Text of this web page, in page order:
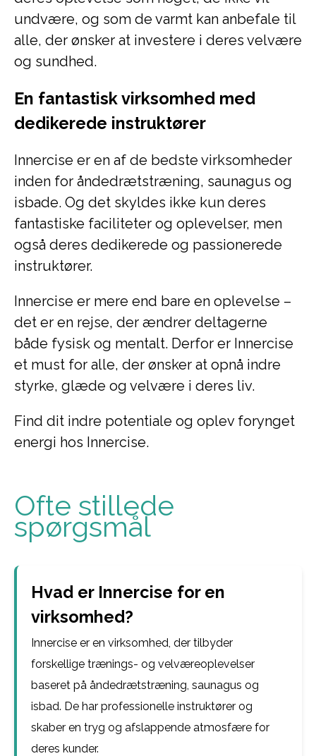
undvære, og som de varmt kan anbefale til
alle, der ønsker at investere i deres velvære
og sundhed.
En fantastisk virksomhed med
dedikerede instruktører
Innercise er en af de bedste virksomheder
inden for åndedrætstræning, saunagus og
isbade. Og det skyldes ikke kun deres
fantastiske faciliteter og oplevelser, men
også deres dedikerede og passionerede
instruktører.
Innercise er mere end bare en oplevelse –
det er en rejse, der ændrer deltagerne
både fysisk og mentalt. Derfor er Innercise
et must for alle, der ønsker at opnå indre
styrke, glæde og velvære i deres liv.
Find dit indre potentiale og oplev forynget
energi hos Innercise.
Ofte stillede
spørgsmål
Hvad er Innercise for en
virksomhed?
Innercise er en virksomhed, der tilbyder
forskellige trænings- og velværeoplevelser
baseret på åndedrætstræning, saunagus og
isbad. De har professionelle instruktører og
skaber en tryg og afslappende atmosfære for
deres kunder.